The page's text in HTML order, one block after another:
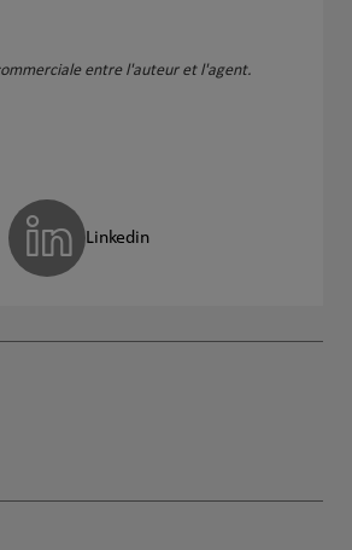
entre l'auteur et l'agent.
Linkedin